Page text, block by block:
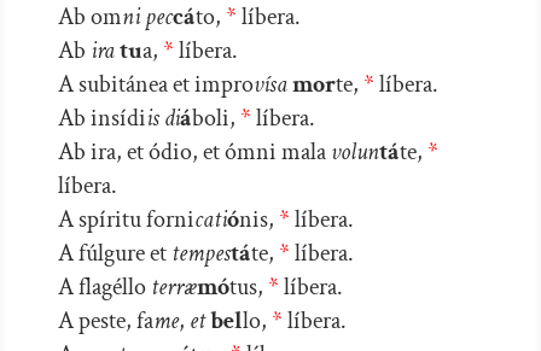
Ab omni peccáto, *líbera.
Ab iratua, *líbera.
A subitánea et improvísamorte, *líbera.
Ab insídiis diáboli, *líbera.
Ab ira, et ódio, et ómni malavoluntáte, *
líbera.
A spíritu fornicatiónis, *líbera.
A fúlgure et tempestáte, *líbera.
A flagéllo terræmótus, *líbera.
A peste, fame, etbello, *líbera.